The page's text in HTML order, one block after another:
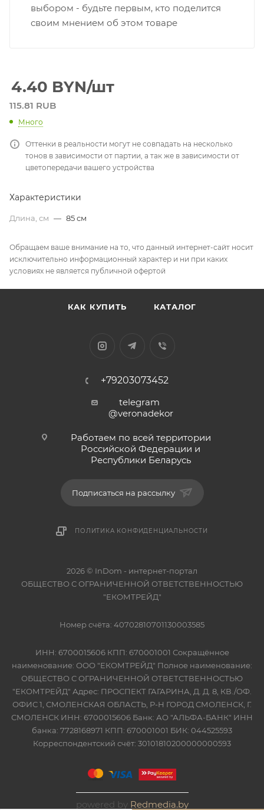
выбором - будьте первым, кто поделится
своим мнением об этом товаре
4.40 BYN/шт
115.81 RUB
Много
Оттенки в реальности могут не совпадать на несколько
тонов в зависимости от партии, а так же в зависимости от
цветопередачи вашего устройства
Характеристики
Длина, см — 85 см
Обращаем ваше внимание на то, что данный интернет-сайт носит
исключительно информационный характер и ни при каких
условиях не является публичной офертой
КАК КУПИТЬ КАТАЛОГ
+79203073452
telegram
@veronadekor
Работаем по всей территории
Российской Федерации и
Республики Беларусь
Подписаться на рассылку
ПОЛИТИКА КОНФИДЕНЦИАЛЬНОСТИ
2026 © InDom - интернет-портал
ОБЩЕСТВО С ОГРАНИЧЕННОЙ ОТВЕТСТВЕННОСТЬЮ
"ЕКОМТРЕЙД"
Номер счёта: 40702810701130003585
ИНН: 6700015606 КПП: 670001001 Сокращённое
наименование: ООО "ЕКОМТРЕЙД" Полное наименование:
ОБЩЕСТВО С ОГРАНИЧЕННОЙ ОТВЕТСТВЕННОСТЬЮ
"ЕКОМТРЕЙД" Адрес: ПРОСПЕКТ ГАГАРИНА, Д. Д. 8, КВ./ОФ.
ОФИС 1, СМОЛЕНСКАЯ ОБЛАСТЬ, Р-Н ГОРОД СМОЛЕНСК, Г.
СМОЛЕНСК ИНН: 6700015606 Банк: АО "АЛЬФА-БАНК" ИНН
банка: 7728168971 КПП: 670001001 БИК: 044525593
Корреспондентский счёт: 30101810200000000593
powered by Redmedia.by